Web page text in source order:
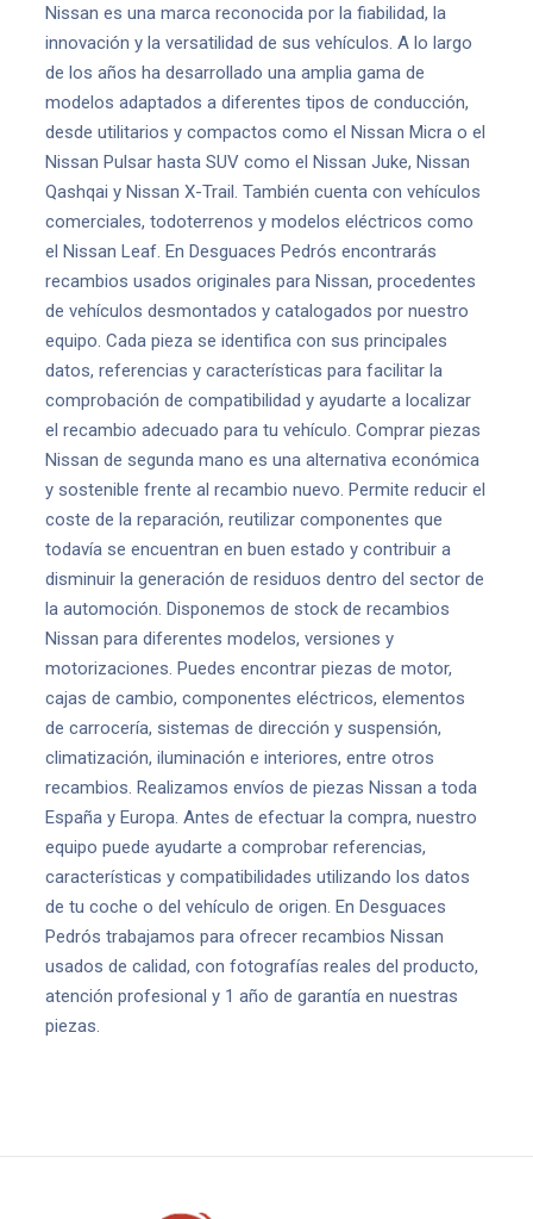
Nissan es una marca reconocida por la fiabilidad, la
innovación y la versatilidad de sus vehículos. A lo largo
de los años ha desarrollado una amplia gama de
modelos adaptados a diferentes tipos de conducción,
desde utilitarios y compactos como el Nissan Micra o el
Nissan Pulsar hasta SUV como el Nissan Juke, Nissan
Qashqai y Nissan X-Trail. También cuenta con vehículos
comerciales, todoterrenos y modelos eléctricos como
el Nissan Leaf. En Desguaces Pedrós encontrarás
recambios usados originales para Nissan, procedentes
de vehículos desmontados y catalogados por nuestro
equipo. Cada pieza se identifica con sus principales
datos, referencias y características para facilitar la
comprobación de compatibilidad y ayudarte a localizar
el recambio adecuado para tu vehículo. Comprar piezas
Nissan de segunda mano es una alternativa económica
y sostenible frente al recambio nuevo. Permite reducir el
coste de la reparación, reutilizar componentes que
todavía se encuentran en buen estado y contribuir a
disminuir la generación de residuos dentro del sector de
la automoción. Disponemos de stock de recambios
Nissan para diferentes modelos, versiones y
motorizaciones. Puedes encontrar piezas de motor,
cajas de cambio, componentes eléctricos, elementos
de carrocería, sistemas de dirección y suspensión,
climatización, iluminación e interiores, entre otros
recambios. Realizamos envíos de piezas Nissan a toda
España y Europa. Antes de efectuar la compra, nuestro
equipo puede ayudarte a comprobar referencias,
características y compatibilidades utilizando los datos
de tu coche o del vehículo de origen. En Desguaces
Pedrós trabajamos para ofrecer recambios Nissan
usados de calidad, con fotografías reales del producto,
atención profesional y 1 año de garantía en nuestras
piezas.